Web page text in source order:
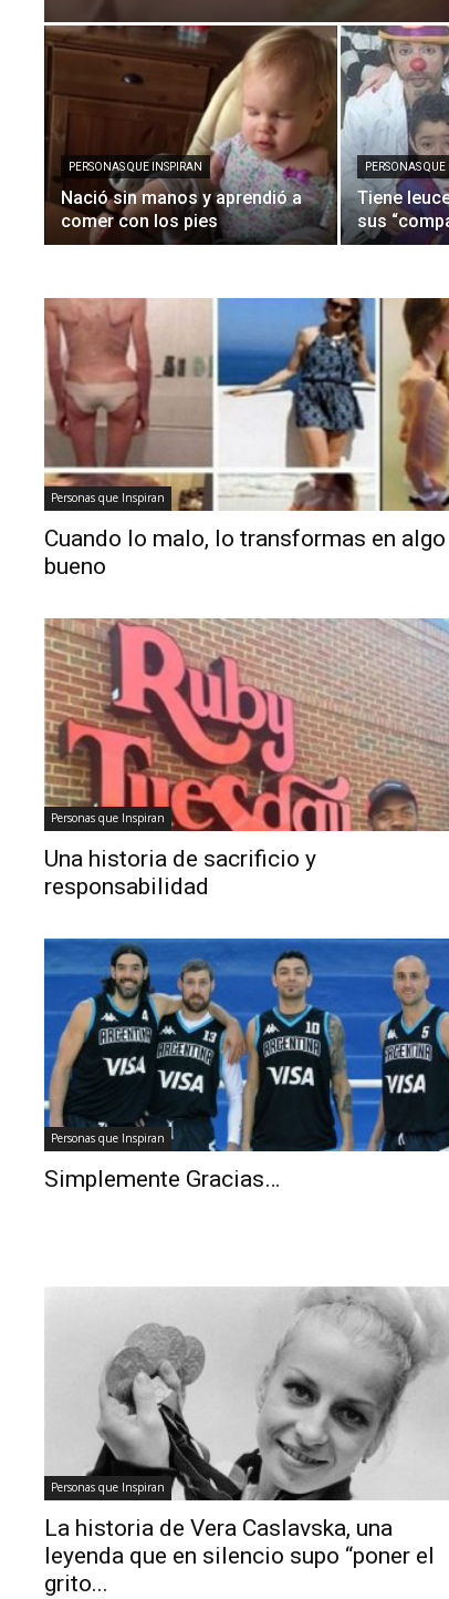
PERSONAS QUE INSPIRAN
Nació sin manos y aprendió a
comer con los pies
PERSONAS
Tiene
sus
Personas que Inspiran
Cuando lo malo, lo transformas en algo
bueno
Personas que Inspiran
Una historia de sacrificio y
responsabilidad
Personas que Inspiran
Simplemente Gracias…
Personas que Inspiran
La historia de Vera Caslavska, una
leyenda que en silencio supo “poner el
grito...